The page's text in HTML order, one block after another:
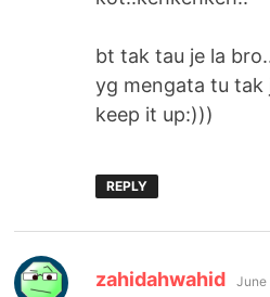
bt tak tau je la
yg mengata tu tak
keep it up:)))
REPLY
zahidahwahid June